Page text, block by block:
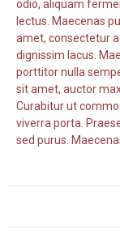
odio, aliquam
lectus. Maecenas
amet, consectetur
dignissim lacus.
porttitor nulla
sit amet, auctor
Curabitur ut
viverra porta.
sed purus.